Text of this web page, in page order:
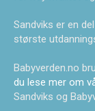
Sandviks er en
største
Babyverden.no
du lese mer om
Sandviks og